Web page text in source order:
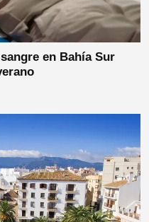
en Bahía Sur